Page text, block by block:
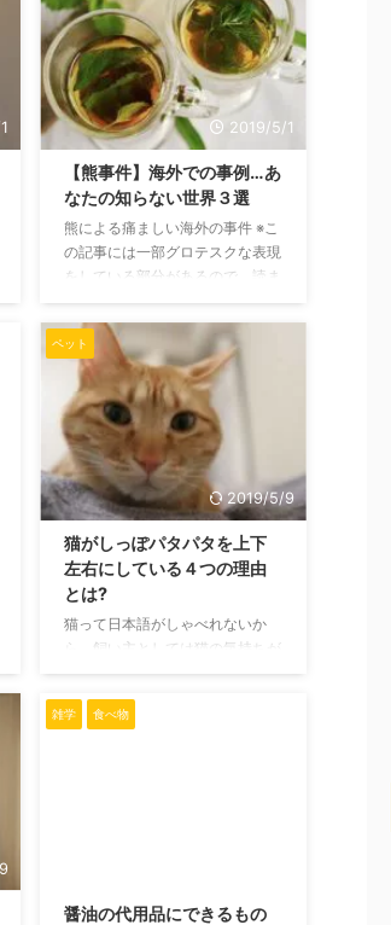
暖かくしてあげたほうが良いので
しょうか? いくつかの説がありま
すので、まとめてみました。 あ
なたの猫ちゃんの状況と比べてみ
てください。 体力の低下。身を
守るために寒い場所で寝る 「猫
は死ぬ前になると姿をくらます」
という噂の１つの根拠ともなって
いる説です。 猫ちゃん自身、体
が弱ってきているのを感じたため
に、本能により身を守ってい ...
2019/5/1
【熊事件】海外での事例…あ
なたの知らない世界３選
熊による痛ましい海外の事件 ※こ
の記事には一部グロテスクな表現
をしている部分があるので、読ま
る人への被害は日本でも時々耳に
するものですが、海外にはそれ以
上に悲惨な結末になった事件がい
くつかあります。 今回はそのよ
うな事件についてまとめた記事に
なります。 日本の熊事件 日本の
熊被害で最大ものといえば三毛別
羆事件（さんけべつひぐまじけ
ん）ですね。→ウィキペディア
こちらも激しくショッキングな事
件でした…小説にもなっていま
す。 以下は海外での熊事件。 星
野道夫ヒグマ襲撃事件 海外で ...
ペット
2019/5/9
猫がしっぽパタパタを上下
左右にしている４つの理由
とは?
猫って日本語がしゃべれないか
ら、飼い主としては猫の気持ちが
と猫ちゃんと仲良くしたいです
か? もっと猫ちゃんの気持ちを
窓辺や石の上で猫ちゃんが、縦に
雑学 食べ物
醤油の代用品にできるもの